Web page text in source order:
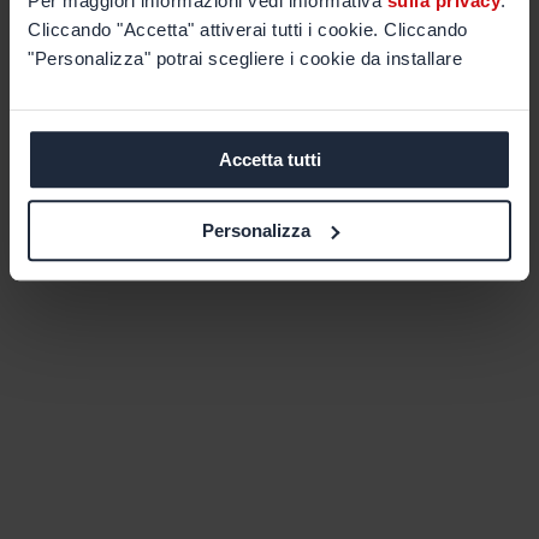
Cliccando "Accetta" attiverai tutti i cookie. Cliccando
"Personalizza" potrai scegliere i cookie da installare
Accetta tutti
Personalizza